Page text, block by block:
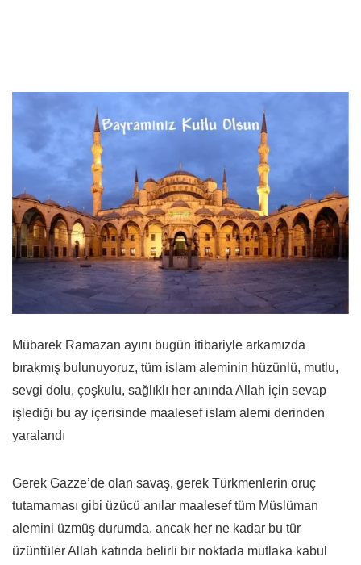
Mübarek Ramazan ayını bugün itibariyle arkamızda
bırakmış bulunuyoruz, tüm islam aleminin hüzünlü, mutlu,
sevgi dolu, çoşkulu, sağlıklı her anında Allah için sevap
işlediği bu ay içerisinde maalesef islam alemi derinden
yaralandı
Gerek Gazze’de olan savaş, gerek Türkmenlerin oruç
tutamaması gibi üzücü anılar maalesef tüm Müslüman
alemini üzmüş durumda, ancak her ne kadar bu tür
üzüntüler Allah katında belirli bir noktada mutlaka kabul